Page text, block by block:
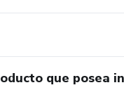
que posea